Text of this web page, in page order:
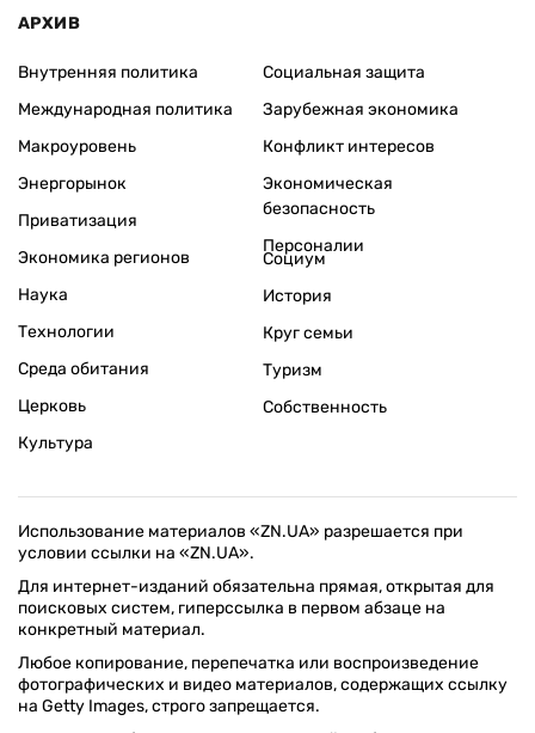
АРХИВ
Внутренняя политика
Международная политика
Макроуровень
Энергорынок
Приватизация
Экономика регионов
Социальная защита
Зарубежная экономика
Конфликт интересов
Экономическая
безопасность
Персоналии
Наука
Технологии
Среда обитания
Церковь
Культура
Социум
История
Круг семьи
Туризм
Собственность
Использование материалов «ZN.UA» разрешается при
условии ссылки на «ZN.UA».
Для интернет-изданий обязательна прямая, открытая для
поисковых систем, гиперссылка в первом абзаце на
конкретный материал.
Любое копирование, перепечатка или воспроизведение
фотографических и видео материалов, содержащих ссылку
на Getty Images, строго запрещается.